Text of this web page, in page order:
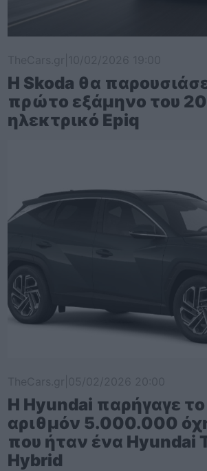
Η Skoda θα
πρώτο εξάμηνο του
ηλεκτρικό Epiq
Η Hyundai παρήγαγε το
αριθμόν 5.000.000
που ήταν ένα Hyundai
Hybrid